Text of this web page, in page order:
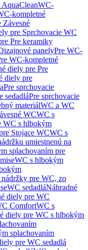
WC-
kompletné
Závesné
pre Sprchovacie WC
Pre keramiky
panelyPre WC-
WC-kompletné
diely pre Pre
diely pre
Pre sprchovacie
sedadláPre sprchovacie
materiálWC a WC
WCWC s
WC s hlbokým
Stojace WCWC s
umiestnenú na
splachovaním pre
WC s hlbokým
pre WC, zo
WC sedadláNáhradné
diely pre WC
ComfortWC s
diely pre WC s hlbokým
splachovaním
pre WC sedadlá